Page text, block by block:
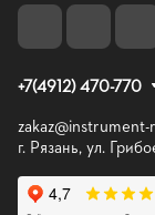
+7(4912) 470-770
zakaz@instrument-
г. Рязань, ул.